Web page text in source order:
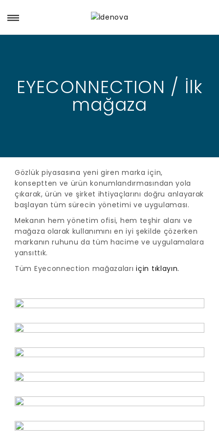
EYECONNECTION / İlk
mağaza
Gözlük piyasasına yeni giren marka için,
konseptten ve ürün konumlandırmasından yola
çıkarak, ürün ve şirket ihtiyaçlarını doğru anlayarak
başlayan tüm sürecin yönetimi ve uygulaması.
Mekanın hem yönetim ofisi, hem teşhir alanı ve
mağaza olarak kullanımını en iyi şekilde çözerken
markanın ruhunu da tüm hacime ve uygulamalara
yansıttık.
Tüm Eyeconnection mağazalarıiçin tıklayın.